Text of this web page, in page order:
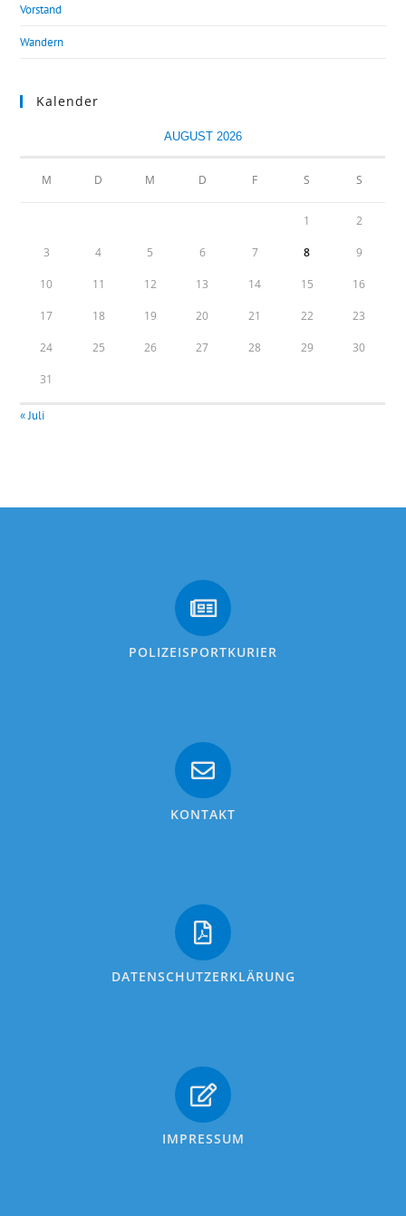
Vorstand
Wandern
Kalender
AUGUST 2026
M D M D F S S
1 2
3 4 5 6 7 8 9
10 11 12 13 14 15 16
17 18 19 20 21 22 23
24 25 26 27 28 29 30
31
« Juli
POLIZEISPORTKURIER
KONTAKT
DATENSCHUTZERKLÄRUNG
IMPRESSUM